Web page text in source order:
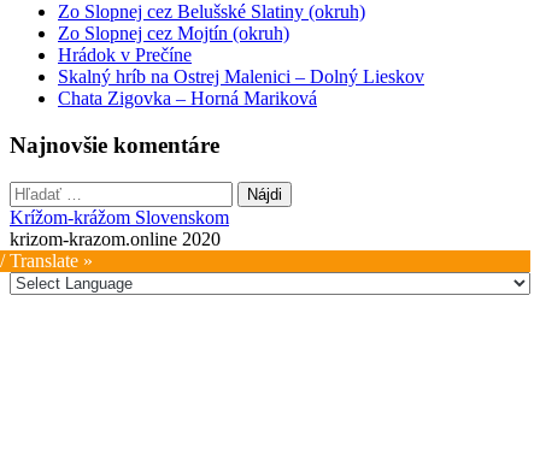
Zo Slopnej cez Belušské Slatiny (okruh)
Zo Slopnej cez Mojtín (okruh)
Hrádok v Prečíne
Skalný hríb na Ostrej Malenici – Dolný Lieskov
Chata Zigovka – Horná Mariková
Najnovšie komentáre
Hľadať:
Krížom-krážom Slovenskom
krizom-krazom.online 2020
Translate »